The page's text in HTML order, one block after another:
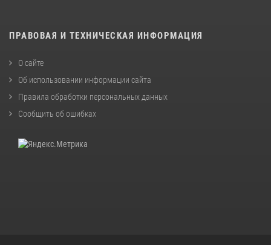
ПРАВОВАЯ И ТЕХНИЧЕСКАЯ ИНФОРМАЦИЯ
О сайте
Об использовании информации сайта
Правила обработки персональных данных
Сообщить об ошибках